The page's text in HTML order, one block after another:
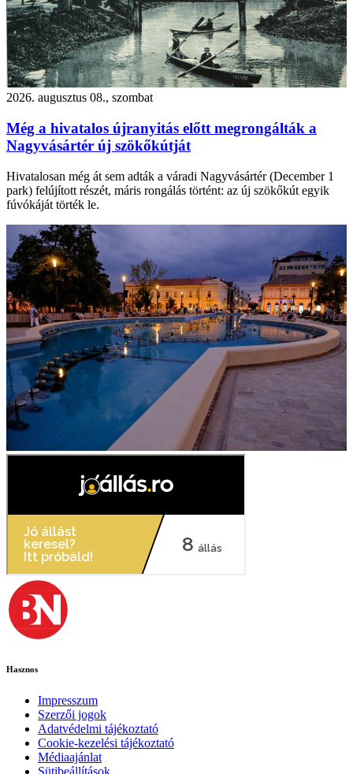
2026. augusztus 08., szombat
Még a hivatalos újranyitás előtt megrongálták a
Nagyvásártér új szökőkútját
Hivatalosan még át sem adták a váradi Nagyvásártér (December 1
park) felújított részét, máris rongálás történt: az új szökőkút egyik
fúvókáját törték le.
Hasznos
Impresszum
Szerzői jogok
Adatvédelmi tájékoztató
Cookie-kezelési tájékoztató
Médiaajánlat